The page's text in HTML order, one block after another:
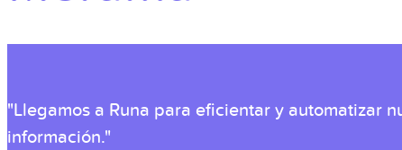
"Llegamos a Runa para eficientar y automatizar
información."